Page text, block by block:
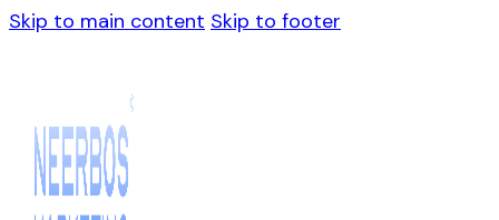
Skip to main content Skip to footer